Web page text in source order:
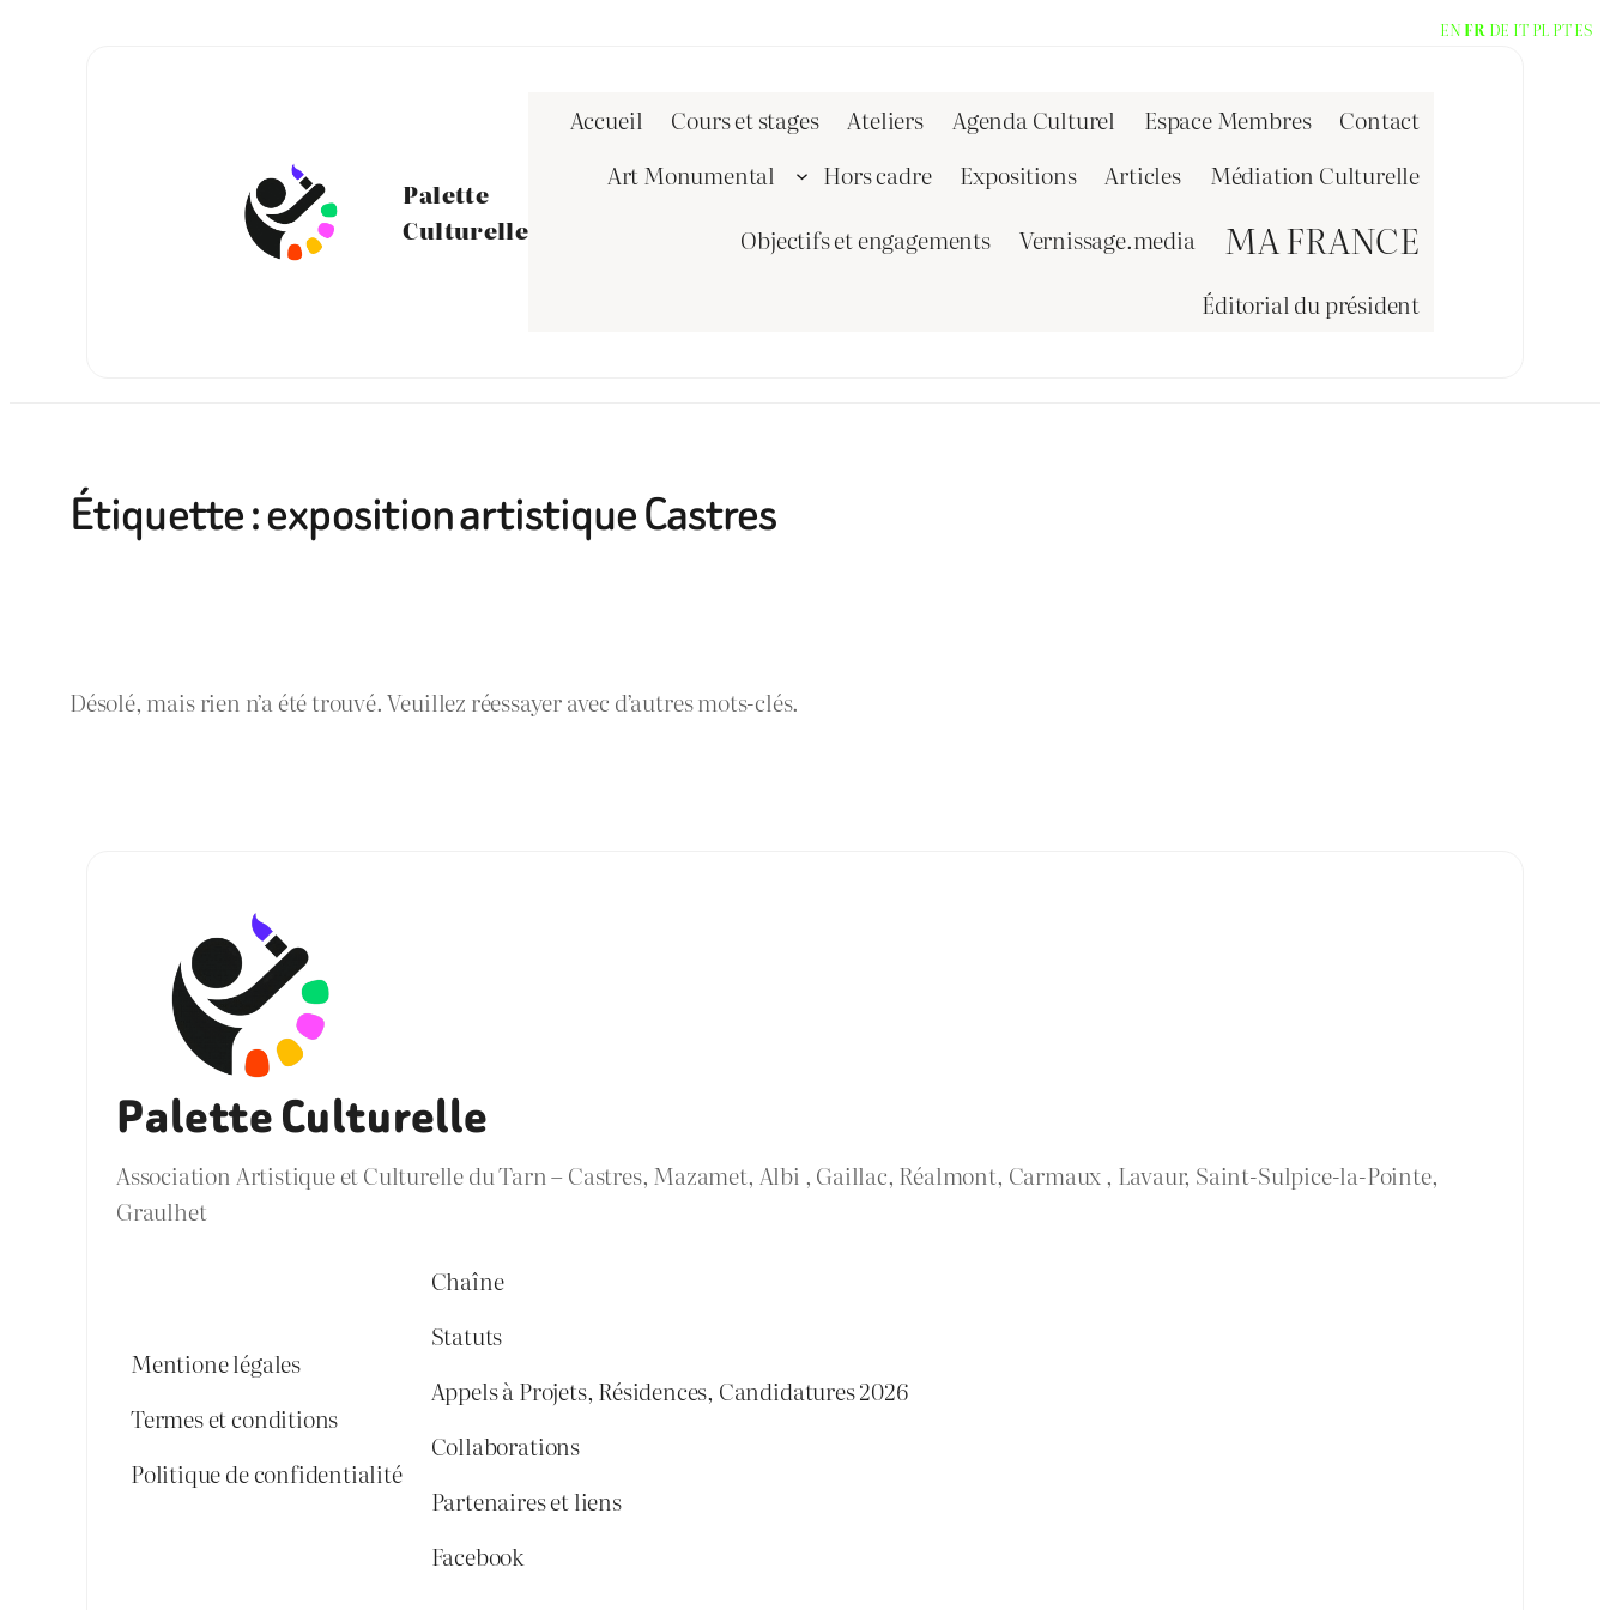
Palette
Culturelle
Accueil Cours et stages Ateliers Agenda Culturel Espace Membres
Contact
Art Monumental
Hors cadre Expositions Articles
Médiation Culturelle
Objectifs et engagements
Vernissage.media MA FRANCE
Éditorial du président
Étiquette :exposition artistique Castres
Désolé, mais rien n’a été trouvé. Veuillez réessayer avec d’autres mots-clés.
Palette Culturelle
Association Artistique et Culturelle du Tarn – Castres, Mazamet, Albi , Gaillac, Réalmont, Carmaux , Lavaur, Saint-Sulpice-la-Pointe,
Graulhet
Mentione légales
Termes et conditions
Politique de confidentialité
Chaîne
Statuts
Appels à Projets, Résidences, Candidatures 2026
Collaborations
Partenaires et liens
Facebook
EN FR DE IT PL PTES